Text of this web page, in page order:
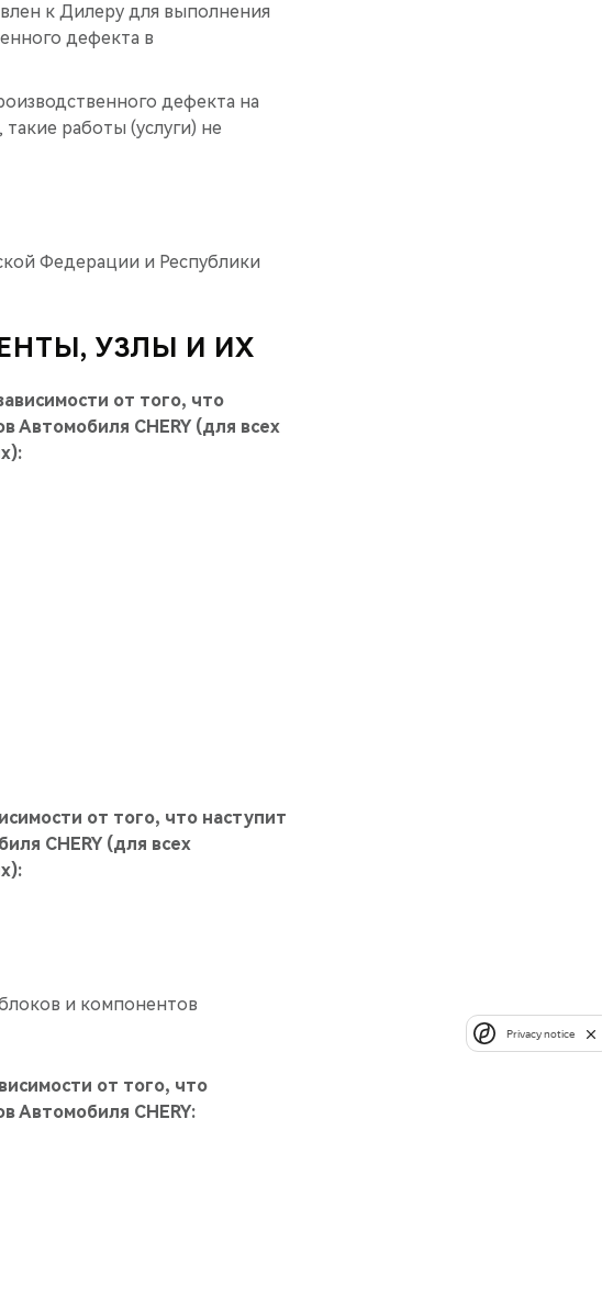
к Дилеру для выполнения
дефекта в
дефекта на
работы (услуги) не
Федерации и Республики
УЗЛЫ И ИХ
от того, что
Автомобиля CHERY (для всех
от того, что наступит
CHERY (для всех
и компонентов
от того, что
Автомобиля CHERY:
Privacy notice